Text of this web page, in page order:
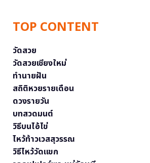
TOP CONTENT
วัดสวย
วัดสวยเชียงใหม่
ทำนายฝัน
สถิติหวยรายเดือน
ดวงรายวัน
บทสวดมนต์
วิธีบนไอ้ไข่
ไหว้ท้าวเวสสุวรรณ
วิธีไหว้วัดแขก